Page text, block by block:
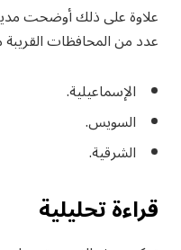
علاوة على ذلك أوضحت
عدد من المحافظات
الإسماعيلية.
السويس.
الشرقية.
قراءة تحليلية